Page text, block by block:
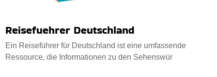
Reisefuehrer Deutschland
Ein Reiseführer für Deutschland ist eine umfassende
Ressource, die Informationen zu den Sehenswür